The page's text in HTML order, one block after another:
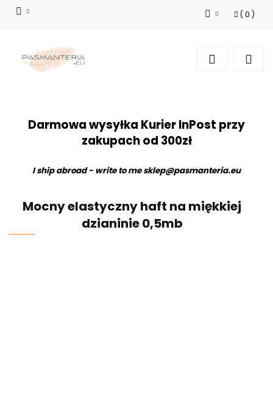
( 0 )
Darmowa wysyłka Kurier InPost przy
zakupach od 300zł
I ship abroad - write to mesklep@pasmanteria.eu
Mocny elastyczny haft na miękkiej
dzianinie 0,5mb